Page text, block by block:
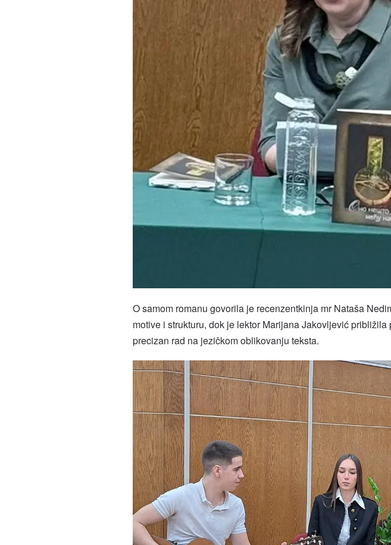
O samom romanu govorila je recenzentkinja mr Nataša
motive i strukturu, dok je lektor Marijana Jakovljević
precizan rad na jezičkom oblikovanju teksta.